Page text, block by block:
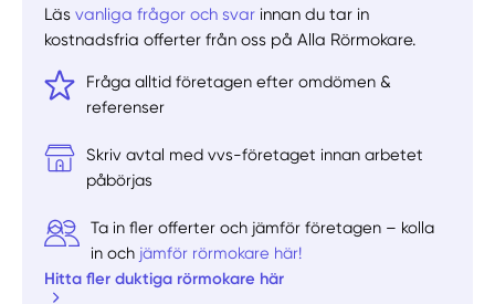
Läsvanliga frågor och svar innan du tar in
kostnadsfria offerter från oss på Alla Rörmokare.
Fråga alltid företagen efter omdömen &
referenser
Skriv avtal med vvs-företaget innan arbetet
påbörjas
Ta in fler offerter och jämför företagen – kolla
in och jämför rörmokare här!
Hitta fler duktiga rörmokare här